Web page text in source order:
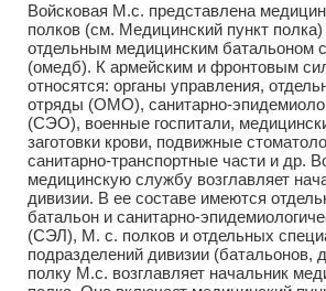
Войсковая М.с. представлена
полков (см. Медицинский пункт полка)
отдельным медицинским батальоном
(омедб). К армейским и фронтовым
относятся: органы управления,
отряды (ОМО), санитарно-
(СЭО), военные госпитали,
заготовки крови, подвижные
санитарно-транспортные части и др.
медицинскую службу возглавляет
дивизии. В ее составе имеются
батальон и санитарно-
(СЭЛ), М. с. полков и отдельных
подразделений дивизии (батальонов,
полку М.с. возглавляет начальник